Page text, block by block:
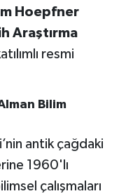
Hoepfner
Araştırma
resmi
Bilim
antik çağdaki
1960'lı
çalışmaları